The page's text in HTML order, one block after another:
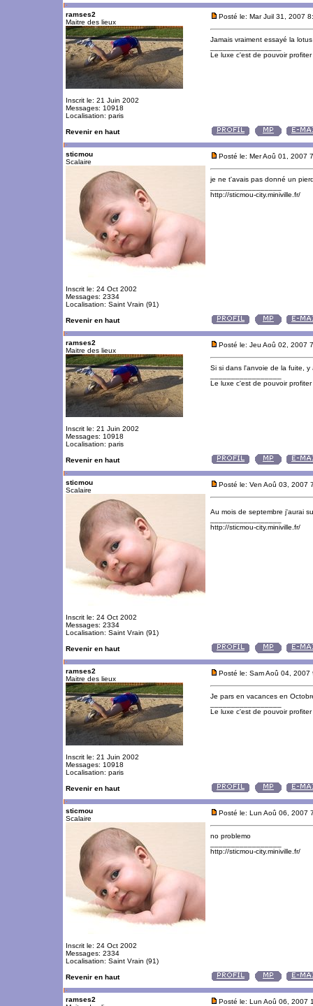
ramses2
Maitre des lieux
Inscrit le: 21 Juin 2002
Messages: 10918
Localisation: paris
Posté le: Mar Juil 31, 2007
Jamais vraiment essayé la
Le luxe c'est de pouvoir
Revenir en haut
sticmou
Scalaire
Inscrit le: 24 Oct 2002
Messages: 2334
Localisation: Saint Vrain (91)
Posté le: Mer Aoû 01, 2007
je ne t'avais pas donné un
http://sticmou-city.miniville.fr/
Revenir en haut
ramses2
Maitre des lieux
Inscrit le: 21 Juin 2002
Messages: 10918
Localisation: paris
Posté le: Jeu Aoû 02, 2007
Si si dans l'anvoie de la fuite, y
Le luxe c'est de pouvoir
Revenir en haut
sticmou
Scalaire
Inscrit le: 24 Oct 2002
Messages: 2334
Localisation: Saint Vrain (91)
Posté le: Ven Aoû 03, 2007
Au mois de septembre j'aurai
http://sticmou-city.miniville.fr/
Revenir en haut
ramses2
Maitre des lieux
Inscrit le: 21 Juin 2002
Messages: 10918
Localisation: paris
Posté le: Sam Aoû 04, 2007
Je pars en vacances en
Le luxe c'est de pouvoir
Revenir en haut
sticmou
Scalaire
Inscrit le: 24 Oct 2002
Messages: 2334
Localisation: Saint Vrain (91)
Posté le: Lun Aoû 06, 2007
no problemo
http://sticmou-city.miniville.fr/
Revenir en haut
ramses2
Posté le: Lun Aoû 06, 2007